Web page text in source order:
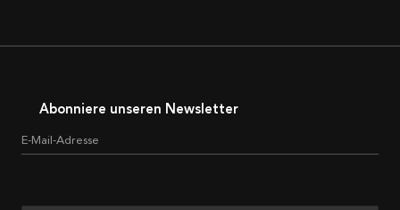
Abonniere unseren Newsletter
E-Mail-Adresse